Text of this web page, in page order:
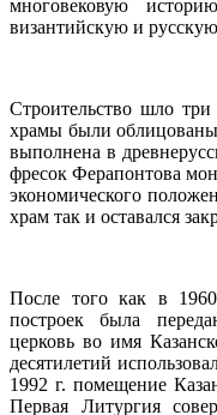
многовековую
византийскую и
Строительство шло
храмы были
выполнена в
фресок Ферапонтова
экономического
храм так и оставался
После того как в
построек была
церковь во имя
десятилетий
1992 г. помещение
Первая Литургия